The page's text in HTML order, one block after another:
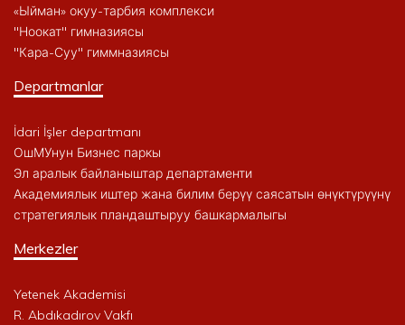
«Ыйман» окуу-тарбия комплекси
"Ноокат" гимназиясы
"Кара-Суу" гиммназиясы
Departmanlar
İdari İşler departmanı
ОшМУнун Бизнес паркы
Эл аралык байланыштар департаменти
Академиялык иштер жана билим берүү саясатын өнүктүрүүнү
стратегиялык пландаштыруу башкармалыгы
Merkezler
Yetenek Akademisi
R. Abdıkadırov Vakfı